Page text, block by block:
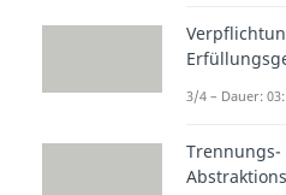
3/4 – Dauer:
Trennungs-